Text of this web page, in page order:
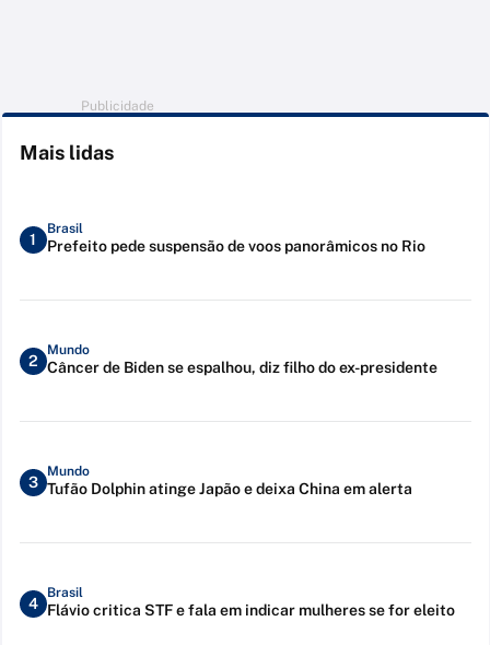
Publicidade
Mais lidas
1
Brasil
Prefeito pede suspensão de voos panorâmicos no Rio
2
Mundo
Câncer de Biden se espalhou, diz filho do ex-presidente
3
Mundo
Tufão Dolphin atinge Japão e deixa China em alerta
4
Brasil
Flávio critica STF e fala em indicar mulheres se for eleito